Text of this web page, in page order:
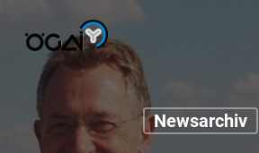
content
Newsarchiv